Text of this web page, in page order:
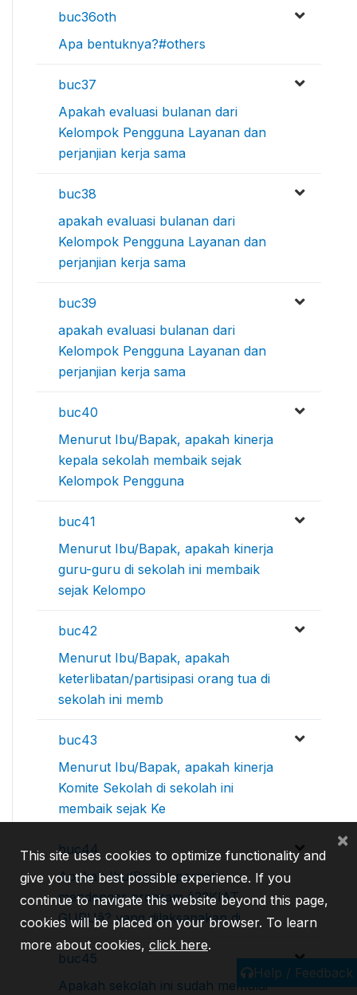
buc36oth
Apa bentuknya?#others
buc37
Apakah evaluasi bulanan dari
Kelompok Pengguna Layanan dan
perjanjian kerja sama
buc38
apakah evaluasi bulanan dari
Kelompok Pengguna Layanan dan
perjanjian kerja sama
buc39
apakah evaluasi bulanan dari
Kelompok Pengguna Layanan dan
perjanjian kerja sama
buc40
Menurut Ibu/Bapak, apakah kinerja
kepala sekolah membaik sejak
Kelompok Pengguna
buc41
Menurut Ibu/Bapak, apakah kinerja
guru-guru di sekolah ini membaik
sejak Kelompo
buc42
Menurut Ibu/Bapak, apakah
keterlibatan/partisipasi orang tua di
sekolah ini memb
buc43
Menurut Ibu/Bapak, apakah kinerja
Komite Sekolah di sekolah ini
membaik sejak Ke
buc44
Apakah Ibu/Bapak pernah
mendengar program â??KIAT
GURUâ? yang dilaksanakan di
buc45
Apakah sekolah ini sudah memulai
Help / Feedback
This site uses cookies to optimize functionality and
give you the best possible experience. If you
continue to navigate this website beyond this page,
cookies will be placed on your browser. To learn
more about cookies, click here.
×